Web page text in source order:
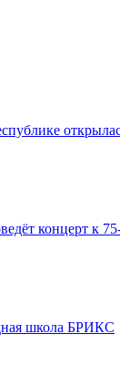
концерт к
школа БРИКС